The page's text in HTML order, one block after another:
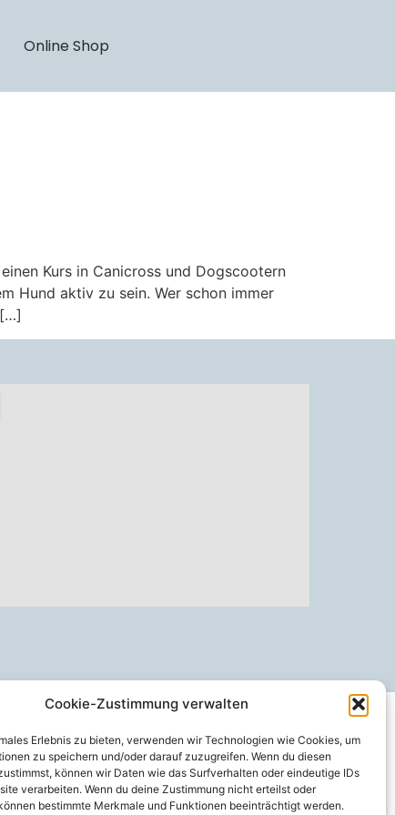
Cookie-Zustimmung verwalten
Erlebnis zu bieten, verwenden wir Technologien wie Cookies, um
zu speichern und/oder darauf zuzugreifen. Wenn du diesen
können wir Daten wie das Surfverhalten oder eindeutige IDs
verarbeiten. Wenn du deine Zustimmung nicht erteilst oder
bestimmte Merkmale und Funktionen beeinträchtigt werden.
Online Shop
Kurs in Canicross und Dogscootern
Hund aktiv zu sein. Wer schon immer